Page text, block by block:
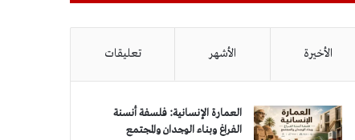
الأخيرة الأشهر تعليقات
العمارة الإنسانية: فلسفة أنسنة
الفراغ وبناء الوجدان والمجتمع